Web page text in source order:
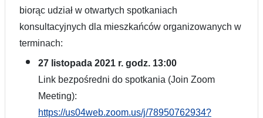
biorąc udział w otwartych spotkaniach
konsultacyjnych dla mieszkańców organizowanych w
terminach:
27 listopada 2021 r. godz. 13:00
Link bezpośredni do spotkania (Join Zoom
Meeting):
https://us04web.zoom.us/j/78950762934?